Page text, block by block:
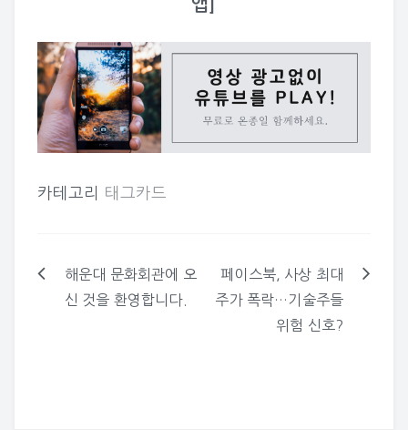
앱]
카테고리 태그카드
글
해운대 문화회관에 오
신 것을 환영합니다.
페이스북, 사상 최대
주가 폭락…기술주들
위험 신호?